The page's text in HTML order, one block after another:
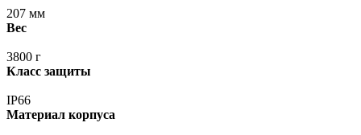
207 мм
Вес
3800 г
Класс защиты
IP66
Материал корпуса